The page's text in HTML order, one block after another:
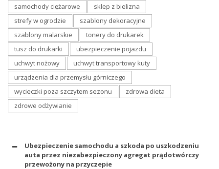
samochody ciężarowe
sklep z bielizna
strefy w ogrodzie
szablony dekoracyjne
szablony malarskie
tonery do drukarek
tusz do drukarki
ubezpieczenie pojazdu
uchwyt nożowy
uchwyt transportowy kuty
urządzenia dla przemysłu górniczego
wycieczki poza szczytem sezonu
zdrowa dieta
zdrowe odżywianie
Ubezpieczenie samochodu a szkoda po uszkodzeniu
auta przez niezabezpieczony agregat prądotwórczy
przewożony na przyczepie